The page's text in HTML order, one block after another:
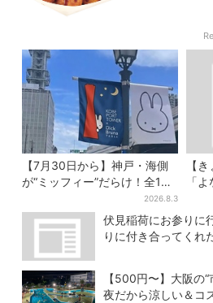
【7月30日から】神戸・海側
が“ミッフィー”だらけ！全16
施設でパン、スイーツ、ナイ
トマーケットも
2026.8.3
【
「
ブ
の試
伏見稲荷にお参りに
りに付き合ってく
【500円〜】大阪の
夜だから涼しい＆コ